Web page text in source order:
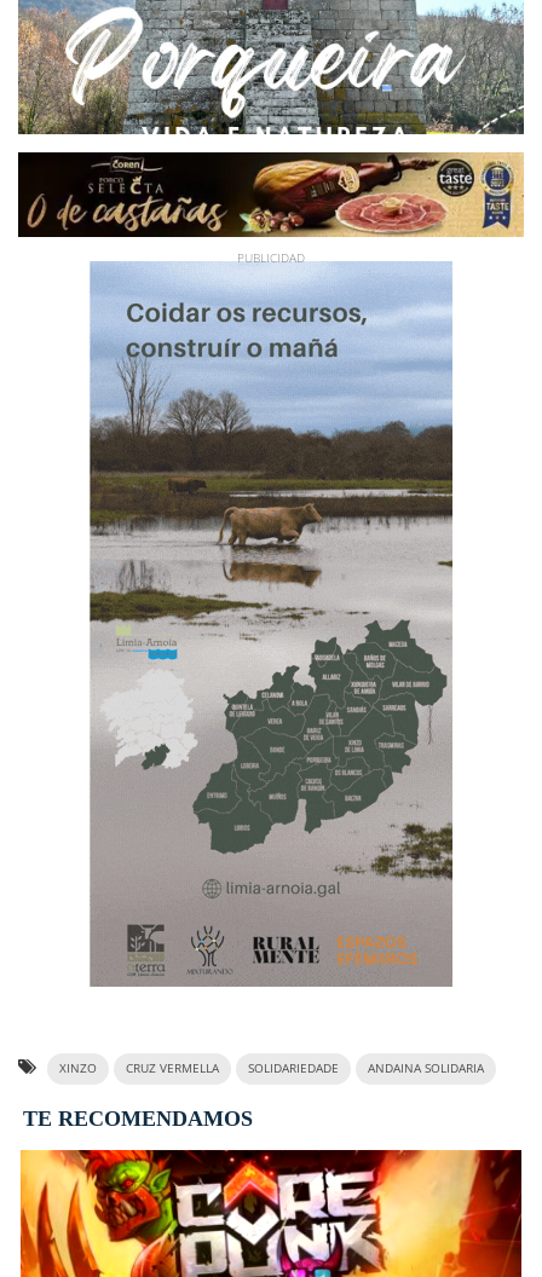
XINZO CRUZ VERMELLA SOLIDARIEDADE ANDAINA SOLIDARIA
TE RECOMENDAMOS